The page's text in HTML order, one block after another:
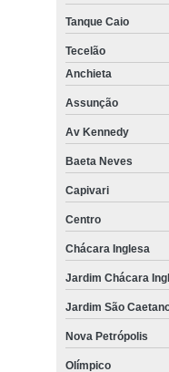
Tanque Caio
Tecelão
Anchieta
Assunção
Av Kennedy
Baeta Neves
Capivari
Centro
Chácara Inglesa
Jardim Chácara
Jardim São
Nova Petrópolis
Olímpico